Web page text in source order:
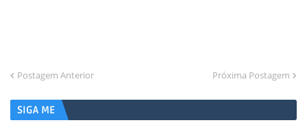
Postagem Anterior Próxima Postagem
SIGA ME